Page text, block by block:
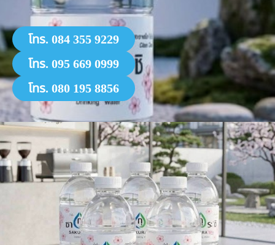
โทร. 084 355 9229
โทร. 095 669 0999
โทร. 080 195 8856